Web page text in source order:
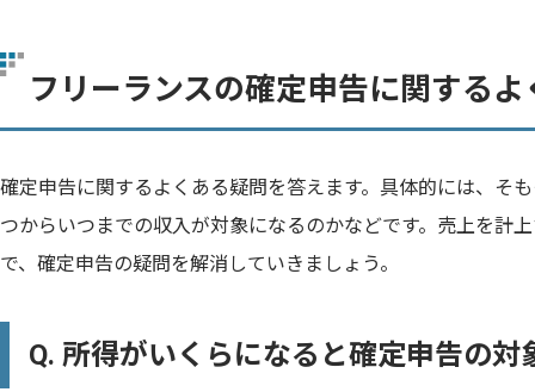
フリーランスの確定申告に関する
確定申告に関するよくある疑問を答えます。具体的には、そ
つからいつまでの収入が対象になるのかなどです。売上を計
で、確定申告の疑問を解消していきましょう。
Q. 所得がいくらになると確定申告の対